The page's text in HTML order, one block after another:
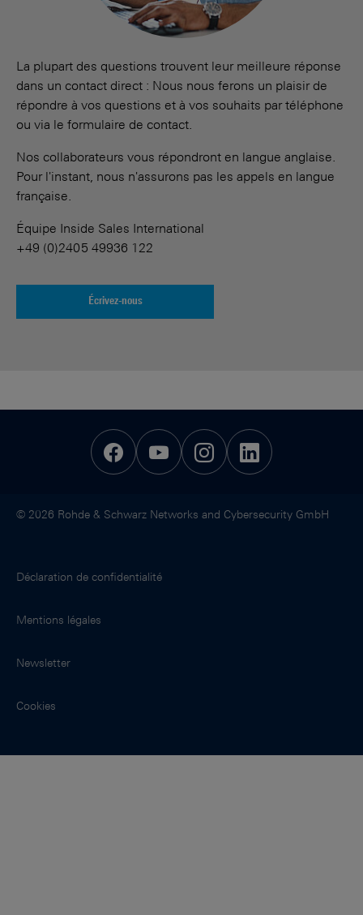
La plupart des questions trouvent leur meilleure réponse
dans un contact direct : Nous nous ferons un plaisir de
répondre à vos questions et à vos souhaits par téléphone
ou via le formulaire de contact.
Nos collaborateurs vous répondront en langue anglaise.
Pour l'instant, nous n'assurons pas les appels en langue
française.
Équipe Inside Sales International
+49 (0)2405 49936 122
Écrivez-nous
© 2026 Rohde & Schwarz Networks and Cybersecurity GmbH
Déclaration de confidentialité
Mentions légales
Newsletter
Cookies